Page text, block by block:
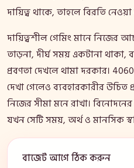
দায়িত্ব থাকে, তাহলে বিরতি নেওয়া
দায়িত্বশীল গেমিং মানে নিজের
তাড়না, দীর্ঘ সময় একটানা থাকা,
প্রবণতা দেখলে থামা দরকার।
দেখা গেলেও ব্যবহারকারীর উচিত
নিজের সীমা মনে রাখা।
যখন সেটি সময়, অর্থ ও মানসিক
বাজেট আগে ঠিক করুন